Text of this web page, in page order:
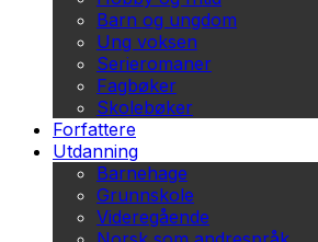
Barn og ungdom
Ung voksen
Serieromaner
Fagbøker
Skolebøker
Forfattere
Utdanning
Barnehage
Grunnskole
Videregående